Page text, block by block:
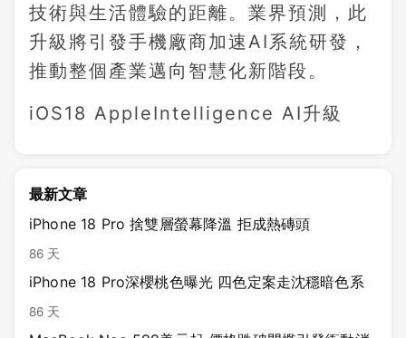
技術與生活體驗的距離。業界預測，此
升級將引發手機廠商加速AI系統研發，
推動整個產業邁向智慧化新階段。
iOS18 AppleIntelligence AI升級
最新文章
iPhone 18 Pro 捨雙層螢幕降溫 拒成熱磚頭
86 天
iPhone 18 Pro深櫻桃色曝光 四色定案走沈穩暗色系
86 天